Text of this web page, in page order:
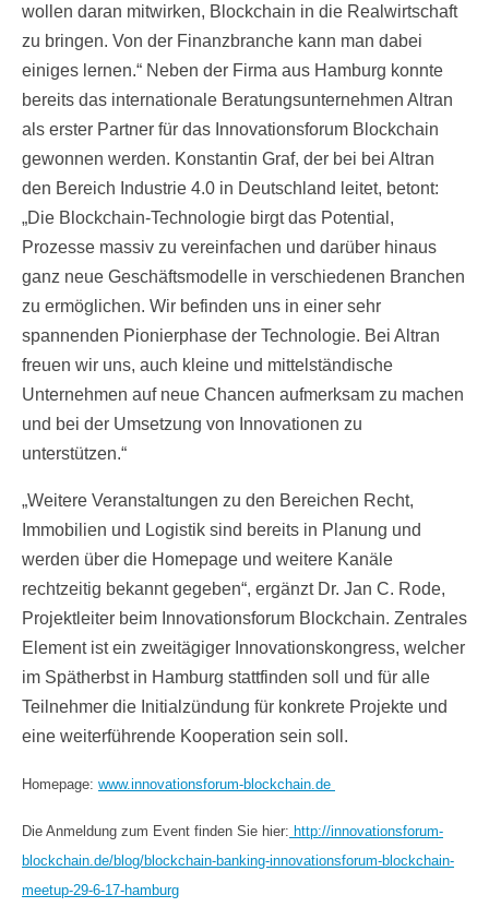
wollen daran mitwirken, Blockchain in die Realwirtschaft
zu bringen. Von der Finanzbranche kann man dabei
einiges lernen.“ Neben der Firma aus Hamburg konnte
bereits das internationale Beratungsunternehmen Altran
als erster Partner für das Innovationsforum Blockchain
gewonnen werden. Konstantin Graf, der bei bei Altran
den Bereich Industrie 4.0 in Deutschland leitet, betont:
„Die Blockchain-Technologie birgt das Potential,
Prozesse massiv zu vereinfachen und darüber hinaus
ganz neue Geschäftsmodelle in verschiedenen Branchen
zu ermöglichen. Wir befinden uns in einer sehr
spannenden Pionierphase der Technologie. Bei Altran
freuen wir uns, auch kleine und mittelständische
Unternehmen auf neue Chancen aufmerksam zu machen
und bei der Umsetzung von Innovationen zu
unterstützen.“
„Weitere Veranstaltungen zu den Bereichen Recht,
Immobilien und Logistik sind bereits in Planung und
werden über die Homepage und weitere Kanäle
rechtzeitig bekannt gegeben“, ergänzt Dr. Jan C. Rode,
Projektleiter beim Innovationsforum Blockchain. Zentrales
Element ist ein zweitägiger Innovationskongress, welcher
im Spätherbst in Hamburg stattfinden soll und für alle
Teilnehmer die Initialzündung für konkrete Projekte und
eine weiterführende Kooperation sein soll.
Homepage: www.innovationsforum-blockchain.de
Die Anmeldung zum Event finden Sie hier: http://innovationsforum-
blockchain.de/blog/blockchain-banking-innovationsforum-blockchain-
meetup-29-6-17-hamburg